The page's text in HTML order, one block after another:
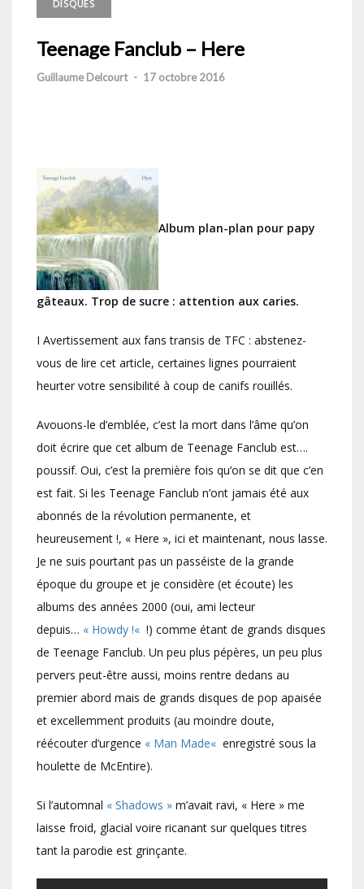
DISQUES
Teenage Fanclub – Here
Guillaume Delcourt - 17 octobre 2016
Album plan-plan pour papy
gâteaux. Trop de sucre : attention aux caries.
I Avertissement aux fans transis de TFC : abstenez-
vous de lire cet article, certaines lignes pourraient
heurter votre sensibilité à coup de canifs rouillés.
Avouons-le d’emblée, c’est la mort dans l’âme qu’on
doit écrire que cet album de Teenage Fanclub est….
poussif. Oui, c’est la première fois qu’on se dit que c’en
est fait. Si les Teenage Fanclub n’ont jamais été aux
abonnés de la révolution permanente, et
heureusement !, « Here », ici et maintenant, nous lasse.
Je ne suis pourtant pas un passéiste de la grande
époque du groupe et je considère (et écoute) les
albums des années 2000 (oui, ami lecteur
depuis… « Howdy !« !) comme étant de grands disques
de Teenage Fanclub. Un peu plus pépères, un peu plus
pervers peut-être aussi, moins rentre dedans au
premier abord mais de grands disques de pop apaisée
et excellemment produits (au moindre doute,
réécouter d’urgence « Man Made« enregistré sous la
houlette de McEntire).
Si l’automnal « Shadows » m’avait ravi, « Here » me
laisse froid, glacial voire ricanant sur quelques titres
tant la parodie est grinçante.